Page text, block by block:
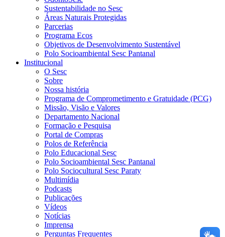
Sustentabilidade no Sesc
Áreas Naturais Protegidas
Parcerias
Programa Ecos
Objetivos de Desenvolvimento Sustentável
Polo Socioambiental Sesc Pantanal
Institucional
O Sesc
Sobre
Nossa história
Programa de Comprometimento e Gratuidade (PCG)
Missão, Visão e Valores
Departamento Nacional
Formação e Pesquisa
Portal de Compras
Polos de Referência
Polo Educacional Sesc
Polo Socioambiental Sesc Pantanal
Polo Sociocultural Sesc Paraty
Multimídia
Podcasts
Publicações
Vídeos
Notícias
Imprensa
Perguntas Frequentes